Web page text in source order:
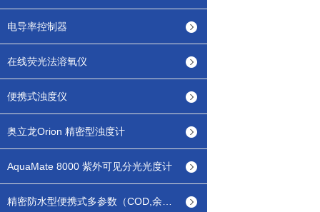
电导率控制器
在线荧光法溶氧仪
便携式浊度仪
奥立龙Orion 精密型浊度计
AquaMate 8000 紫外可见分光光度计